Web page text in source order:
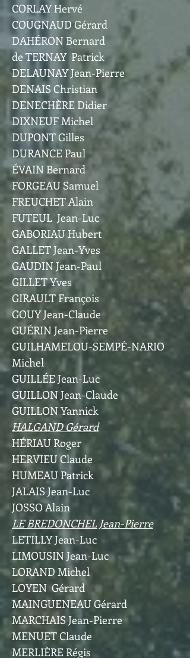
CORLAY Hervé
COUGNAUD Gérard
DAHÉRON Bernard
de TERNAY Patrick
DELAUNAY Jean-Pierre
DENAIS Christian
DENECHÈRE Didier
DIXNEUF Michel
DUPONT Gilles
DURANCE Paul
ÉVAIN Bernard
FORGEAU Samuel
FREUCHET Alain
FUTEUL Jean-Luc
GABORIAU Hubert
GALLET Jean-Yves
GAUDIN Jean-Paul
GILLET Yves
GIRAULT François
GOUY Jean-Claude
GUÉRIN Jean-Pierre
GUILHAMELOU-SEMPÉ-NARIO
Michel
GUILLÉE Jean-Luc
GUILLON Jean-Claude
GUILLON Yannick
HALGAND Gérard
HÉRIAU Roger
HERVIEU Claude
HUMEAU Patrick
JALAIS Jean-Luc
JOSSO Alain
LE BREDONCHEL Jean-Pierre
LETILLY Jean-Luc
LIMOUSIN Jean-Luc
LORAND Michel
LOYEN Gérard
MAINGUENEAU Gérard
MARCHAIS Jean-Pierre
MENUET Claude
MERLIÈRE Régis